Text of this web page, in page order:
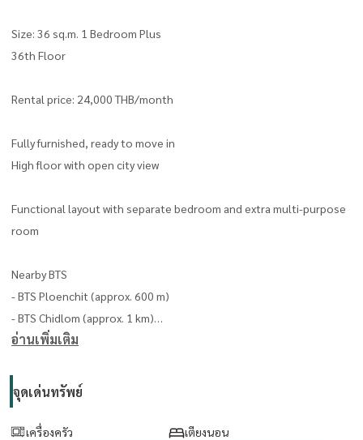
Size: 36 sq.m. 1 Bedroom Plus
36th Floor
Rental price: 24,000 THB/month
Fully furnished, ready to move in
High floor with open city view
Functional layout with separate bedroom and extra multi-purpose
room
Nearby BTS
- BTS Ploenchit (approx. 600 m)
- BTS Chidlom (approx. 1 km)
- Convenient access to Sukhumvit, Rama IV, and Wireless Road
Facilities
- Infinity edge swimming pool
- Sky fitness and yoga room
อ่านเพิ่มเติม
จุดเด่นทรัพย์
เครื่องครัว เตียงนอน